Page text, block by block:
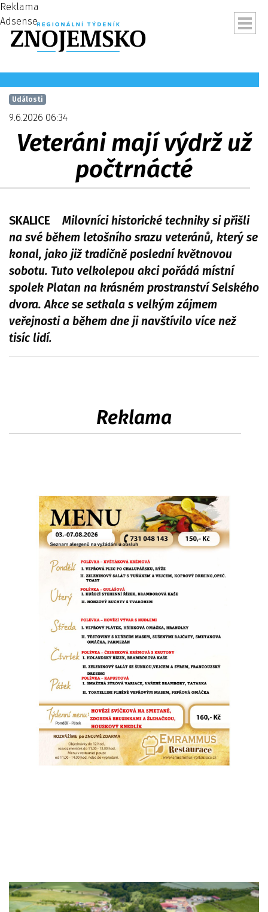
Reklama
Adsense
Události
9.6.2026 06:34
Veteráni mají výdrž už
počtrnácté
SKALICE
Milovníci historické techniky si přišli
na své během letošního srazu veteránů, který se
konal, jako již tradičně poslední květnovou
sobotu. Tuto velkolepou akci pořádá místní
spolek Platan na krásném prostranství Selského
dvora. Akce se setkala s velkým zájmem
veřejnosti a během dne ji navštívilo více než
tisíc lidí.
Reklama